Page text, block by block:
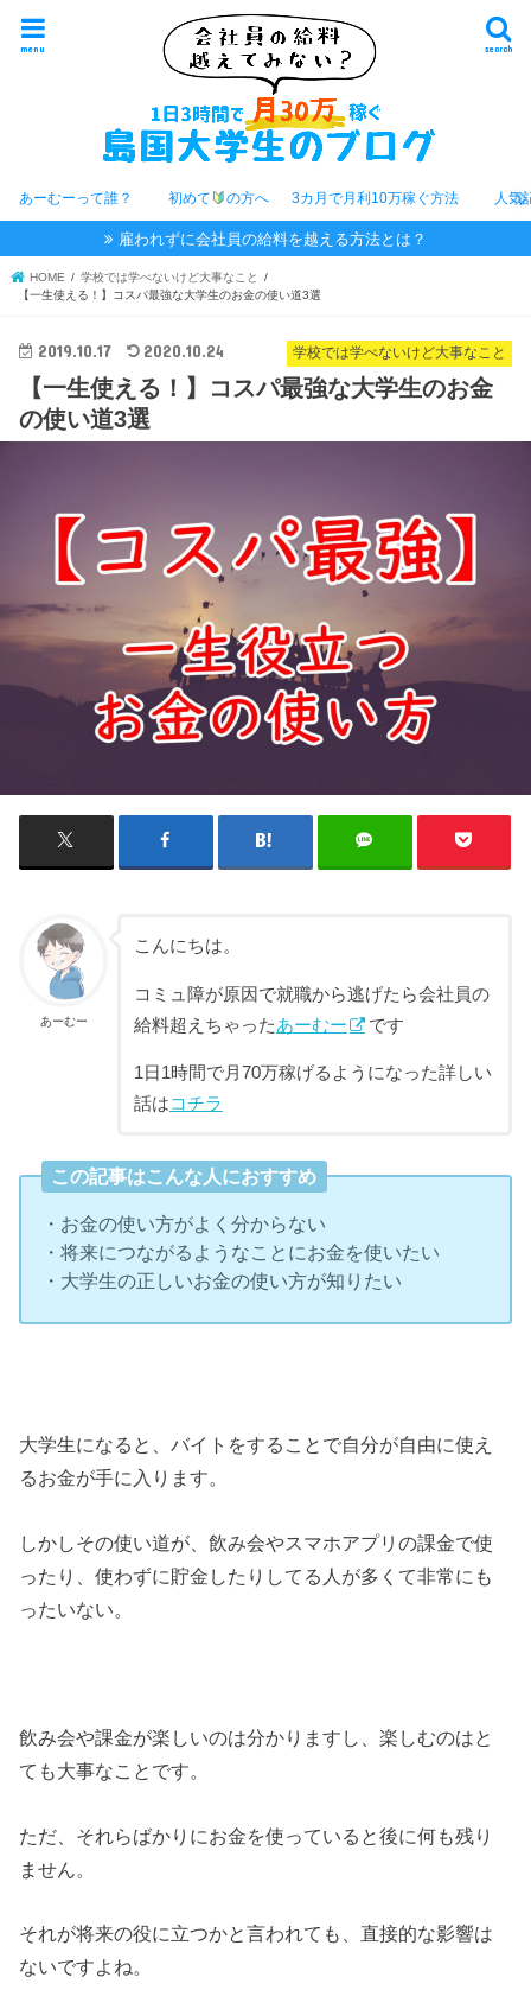
search
menu
あーむーって誰？ 初めて の方へ 3カ月で月利10万稼ぐ方法 人気
雇われずに会社員の給料を越える方法とは？
HOME
学校では学べないけど大事なこと
【一生使える！】コスパ最強な大学生のお金の使い道3選
学校では学べないけど大事なこと
2019.10.17 2020.10.24
【一生使える！】コスパ最強な大学生のお金
の使い道3選
あーむー
こんにちは。
コミュ障が原因で就職から逃げたら会社員の
給料超えちゃったあーむー です
1日1時間で月70万稼げるようになった詳しい
話はコチラ
この記事はこんな人におすすめ
・お金の使い方がよく分からない
・将来につながるようなことにお金を使いたい
・大学生の正しいお金の使い方が知りたい
大学生になると、バイトをすることで自分が自由に使え
るお金が手に入ります。
しかしその使い道が、飲み会やスマホアプリの課金で使
ったり、使わずに貯金したりしてる人が多くて非常にも
ったいない。
飲み会や課金が楽しいのは分かりますし、楽しむのはと
ても大事なことです。
ただ、それらばかりにお金を使っていると後に何も残り
ません。
それが将来の役に立つかと言われても、直接的な影響は
ないですよね。